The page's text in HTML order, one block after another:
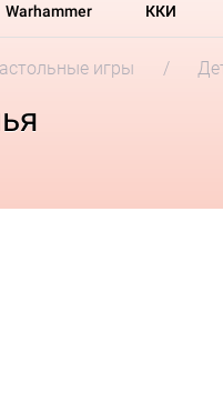
Warhammer ККИ
игры